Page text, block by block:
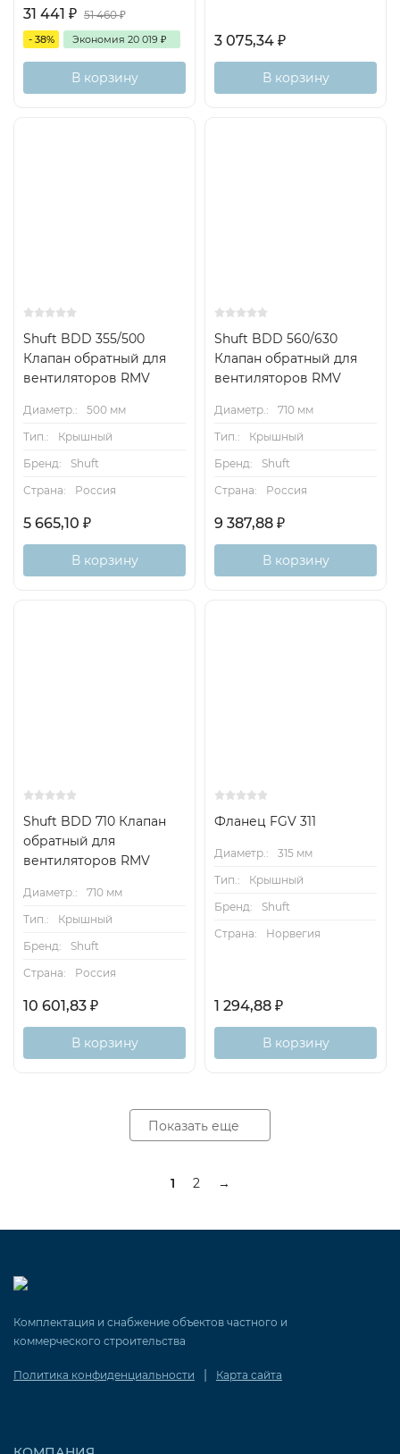
31 441 ₽ 51 460₽
- 38% Экономия 20 019 ₽
В корзину
3 075,34 ₽
В корзину
Shuft BDD 355/500
Клапан обратный для
вентиляторов RMV
Диаметр.:
500 мм
Тип.:
Крышный
Бренд:
Shuft
Страна:
Россия
5 665,10 ₽
В корзину
Shuft BDD 560/630
Клапан обратный для
вентиляторов RMV
Диаметр.:
710 мм
Тип.:
Крышный
Бренд:
Shuft
Страна:
Россия
9 387,88 ₽
В корзину
Shuft BDD 710 Клапан
обратный для
вентиляторов RMV
Диаметр.:
710 мм
Тип.:
Крышный
Бренд:
Shuft
Страна:
Россия
10 601,83 ₽
В корзину
Фланец FGV 311
Диаметр.:
315 мм
Тип.:
Крышный
Бренд:
Shuft
Страна:
Норвегия
1 294,88 ₽
В корзину
Показать еще
1 2 →
Комплектация и снабжение объектов частного и
коммерческого строительства
Политика конфиденциальности | Карта сайта